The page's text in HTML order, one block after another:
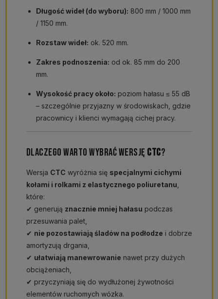
Długość wideł (do wyboru): 800 mm / 1000 mm
/ 1150 mm.
Rozstaw wideł: ok. 520 mm.
Zakres podnoszenia: od ok. 85 mm do 200
mm.
Wysokość pracy około: poziom hałasu ≤ 55 dB
– szczególnie przyjazny w środowiskach, gdzie
pracownicy i klienci wymagają cichej pracy.
DLACZEGO WARTO WYBRAĆ WERSJĘ CTC?
Wersja CTC wyróżnia się specjalnymi cichymi
kołami i rolkami z elastycznego poliuretanu
które:
✔ generują znacznie mniej hałasu podczas
przesuwania palet,
✔ nie pozostawiają śladów na podłodze i dobrze
amortyzują drgania,
✔ ułatwiają manewrowanie nawet przy dużych
obciążeniach,
✔ przyczyniają się do wydłużonej żywotności
elementów ruchomych wózka.